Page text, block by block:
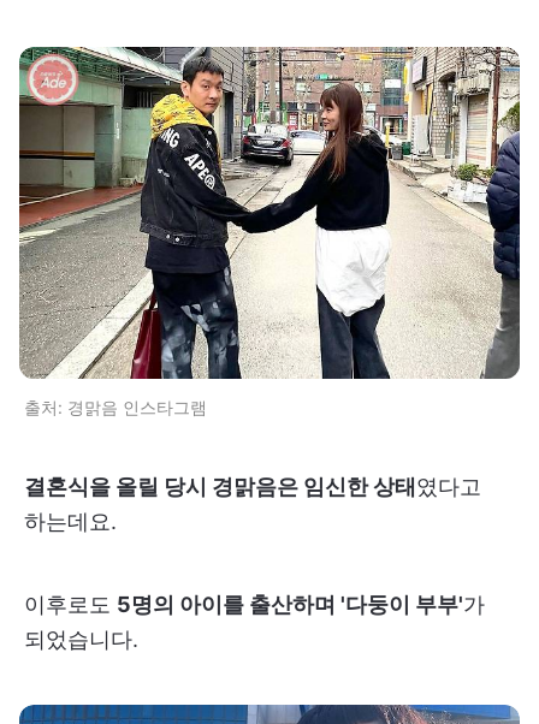
출처: 경맑음 인스타그램
결혼식을 올릴 당시 경맑음은 임신한 상태 였다고
하는데요.
이후로도 5명의 아이를 출산하며 '다둥이 부부'가
되었습니다.